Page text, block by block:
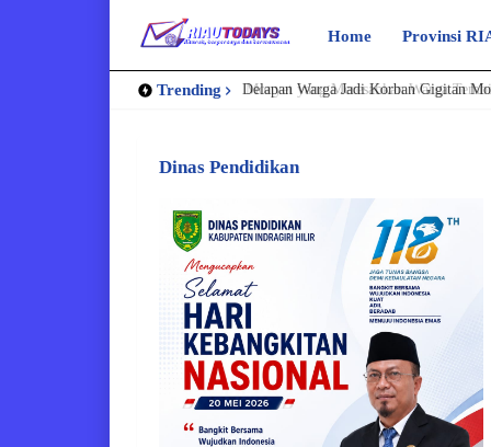
Home Provinsi
Trending Delapan Warga Jadi Korban Gigitan
Dinas Pendidikan